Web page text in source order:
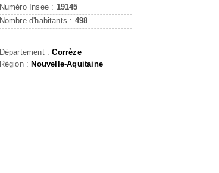
Numéro Insee : 19145
Nombre d'habitants : 498
Département :Corrèze
Région : Nouvelle-Aquitaine